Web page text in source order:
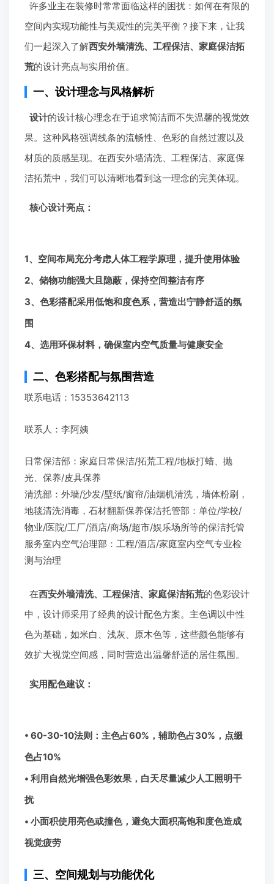
许多业主在装修时常常面临这样的困扰：如何在有限的
空间内实现功能性与美观性的完美平衡？接下来，让我
们一起深入了解西安外墙清洗、工程保洁、家庭保洁拓
荒的设计亮点与实用价值。
一、设计理念与风格解析
设计的设计核心理念在于追求简洁而不失温馨的视觉效
果。这种风格强调线条的流畅性、色彩的自然过渡以及
材质的质感呈现。在西安外墙清洗、工程保洁、家庭保
洁拓荒中，我们可以清晰地看到这一理念的完美体现。
核心设计亮点：
1、空间布局充分考虑人体工程学原理，提升使用体验
2、储物功能强大且隐蔽，保持空间整洁有序
3、色彩搭配采用低饱和度色系，营造出宁静舒适的氛
围
4、选用环保材料，确保室内空气质量与健康安全
二、色彩搭配与氛围营造
联系电话：15353642113
联系人：李阿姨
日常保洁部：家庭日常保洁/拓荒工程/地板打蜡、抛
光、保养/皮具保养
清洗部：外墙/沙发/壁纸/窗帘/油烟机清洗，墙体粉刷，
地毯清洗消毒，石材翻新保养保洁托管部：单位/学校/
物业/医院/工厂/酒店/商场/超市/娱乐场所等的保洁托管
服务室内空气治理部：工程/酒店/家庭室内空气专业检
测与治理
在西安外墙清洗、工程保洁、家庭保洁拓荒的色彩设计
中，设计师采用了经典的设计配色方案。主色调以中性
色为基础，如米白、浅灰、原木色等，这些颜色能够有
效扩大视觉空间感，同时营造出温馨舒适的居住氛围。
实用配色建议：
• 60-30-10法则：主色占60%，辅助色占30%，点缀
色占10%
• 利用自然光增强色彩效果，白天尽量减少人工照明干
扰
• 小面积使用亮色或撞色，避免大面积高饱和度色造成
视觉疲劳
三、空间规划与功能优化